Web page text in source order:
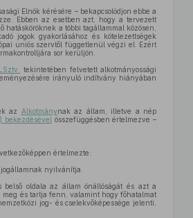
Elnök kérésére – bekapcsolódjon ebbe a
Ebben az esetben azt, hogy a tervezett
hatásköröknek a többi tagállammal közösen,
jogok gyakorlásához és kötelezettségek
uniós szervtől függetlenül végzi el. Ezért
sor kerüljön.
LSztv.
tekintetében felvetett alkotmányossági
irányuló indítvány hiányában
az Alkotmánynak az állam, illetve a nép
bekezdésével összefüggésben értelmezve –
értelmezte:
nyilvánítja.
oldala az állam önállóságát és azt a
és tartja fenn, valamint hogy főhatalmat
jog- és cselekvőképessége jelenti,